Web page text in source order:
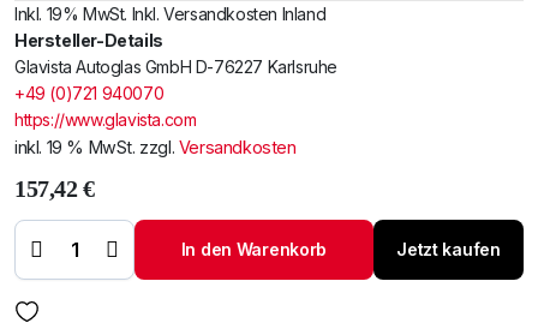
Inkl. 19% MwSt. Inkl. Versandkosten Inland
Hersteller-Details
Glavista Autoglas GmbH D-76227 Karlsruhe
+49 (0)721 940070
https://www.glavista.com
inkl. 19 % MwSt. zzgl. Versandkosten
157,42€
/ Frontscheibe
Citroen C3 02-
Menge
In den Warenkorb Jetzt kaufen